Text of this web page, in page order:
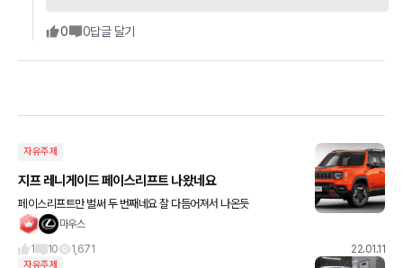
0 0답글 달기
자유주제
지프 레니게이드 페이스리프트 나왔네요
페이스리프트만 벌써 두 번째네요 잘 다듬어져서 나온듯
마우스
1
10 1,671 22.01.11
자유주제